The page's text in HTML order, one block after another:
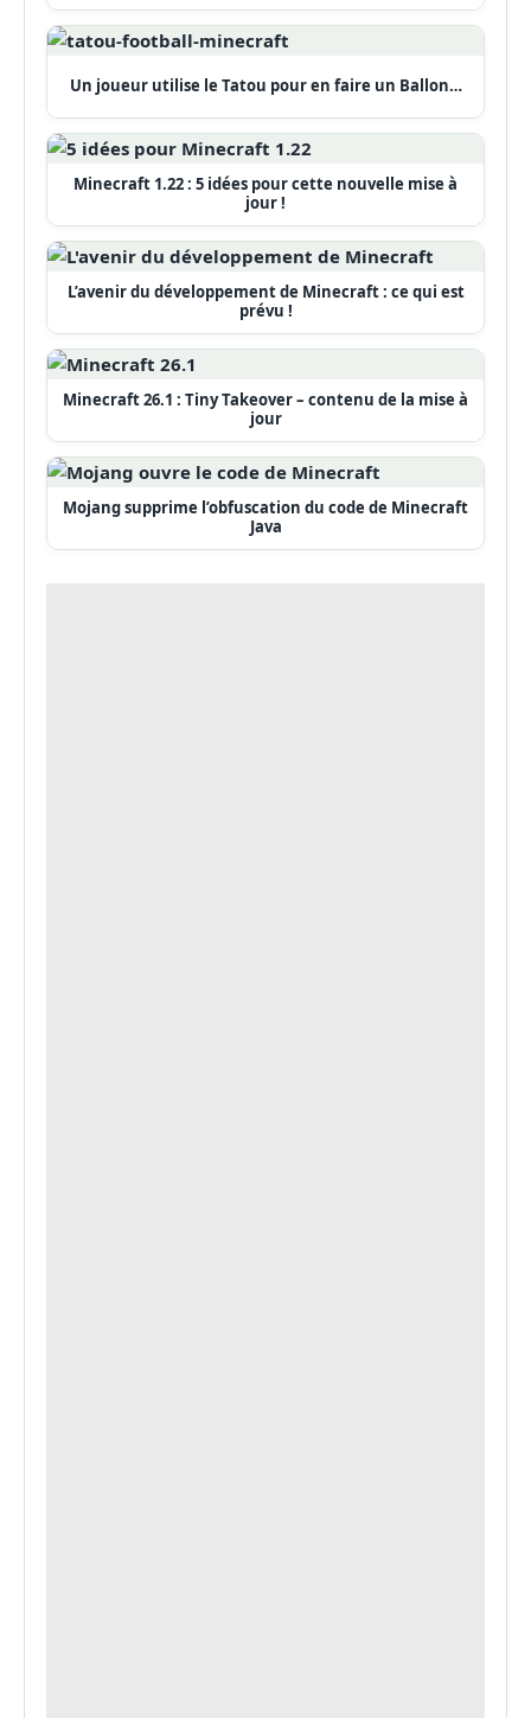
Un joueur utilise le Tatou pour en faire un Ballon…
Minecraft 1.22 : 5 idées pour cette nouvelle mise à
jour !
L’avenir du développement de Minecraft : ce qui est
prévu !
Minecraft 26.1 : Tiny Takeover – contenu de la mise à
jour
Mojang supprime l’obfuscation du code de Minecraft
Java